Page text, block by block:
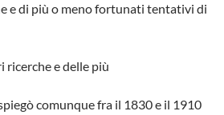
e di più o meno fortunati tentativi di
ricerche e delle più
comunque fra il 1830 e il 1910